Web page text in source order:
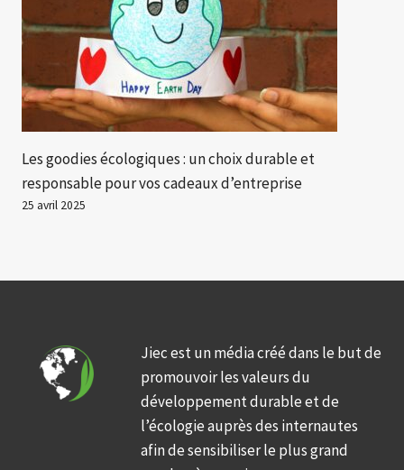
Les goodies écologiques : un choix durable et
responsable pour vos cadeaux d’entreprise
25 avril 2025
Jiec est un média créé dans le but de
promouvoir les valeurs du
développement durable et de
l’écologie auprès des internautes
afin de sensibiliser le plus grand